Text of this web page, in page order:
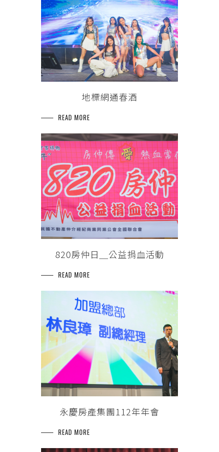
地標網通春酒
READ MORE
820房仲日＿公益捐血活動
READ MORE
永慶房產集團112年年會
READ MORE